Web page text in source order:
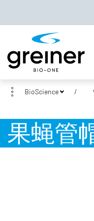
BioScience
果蝇管